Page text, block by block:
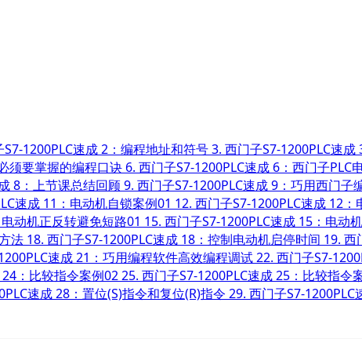
S7-1200PLC速成 2：编程地址和符号3. 西门子S7-1200PLC速
须要掌握的编程口诀 6. 西门子S7-1200PLC速成 6：西门子PLC
8：上节课总结回顾9. 西门子S7-1200PLC速成 9：巧用西门子
速成 11：电动机自锁案例01 12. 西门子S7-1200PLC速成 12
动机正反转避免短路01 15. 西门子S7-1200PLC速成 15：电动
法 18. 西门子S7-1200PLC速成 18：控制电动机启停时间 19. 西
速成 21：巧用编程软件高效编程调试22. 西门子S7-
：比较指令案例0225. 西门子S7-1200PLC速成 25：比较指令
速成 28：置位(S)指令和复位(R)指令 29. 西门子S7-